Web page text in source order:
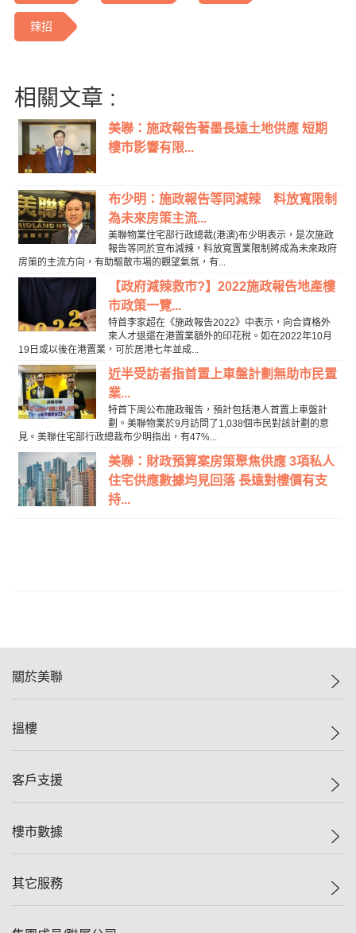
辣招
相關文章 :
美聯：施政報告著墨長遠土地供應 短期
樓市影響有限...
布少明：施政報告等同減辣 料放寬限制
為未來房策主流...
美聯物業住宅部行政總裁(港澳)布少明表示，是次施政
報告等同於宣布減辣，料放寬置業限制將成為未來政府
房策的主流方向，有助驅散市場的觀望氣氛，有...
【政府減辣救市?】2022施政報告地產樓
市政策一覽...
特首李家超在《施政報告2022》中表示，向合資格外
來人才退還在港置業額外的印花稅。如在2022年10月
19日或以後在港置業，可於居港七年並成...
近半受訪者指首置上車盤計劃無助市民置
業...
特首下周公布施政報告，預計包括港人首置上車盤計
劃。美聯物業於9月訪問了1,038個市民對該計劃的意
見。美聯住宅部行政總裁布少明指出，有47%...
美聯：財政預算案房策聚焦供應 3項私人
住宅供應數據均見回落 長遠對樓價有支
持...
關於美聯
美聯集團
人才招募
搵樓
一手新盤
減價
美聯豪宅
獨家樓盤
客戶支援
自助放盤
查詢熱線
樓市數據
樓價指數
其它服務
屋苑專頁